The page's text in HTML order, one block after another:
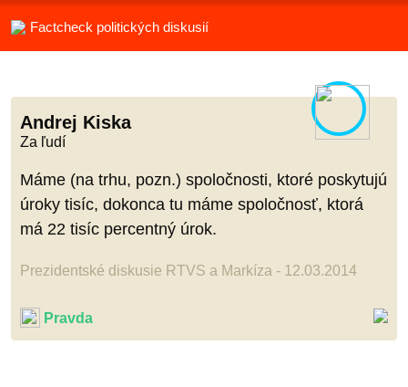
Factcheck politických diskusií
Andrej Kiska
Za ľudí
Máme (na trhu, pozn.) spoločnosti, ktoré poskytujú
úroky tisíc, dokonca tu máme spoločnosť, ktorá
má 22 tisíc percentný úrok.
Prezidentské diskusie RTVS a Markíza - 12.03.2014
Pravda